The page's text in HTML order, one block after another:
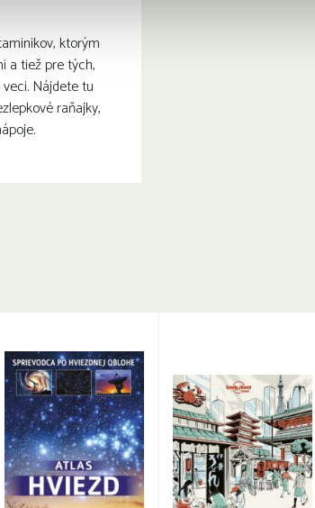
ktorým
a tiež pre tých,
Nájdete tu
raňajky,